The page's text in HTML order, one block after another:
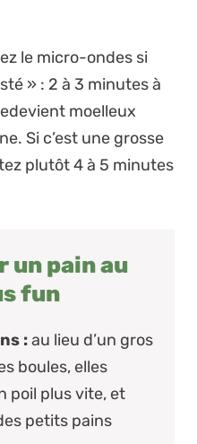
le micro-ondes si
» : 2 à 3 minutes à
moelleux
Si c’est une grosse
plutôt 4 à 5 minutes
un pain au
fun
:au lieu d’un gros
boules, elles
poil plus vite, et
petits pains